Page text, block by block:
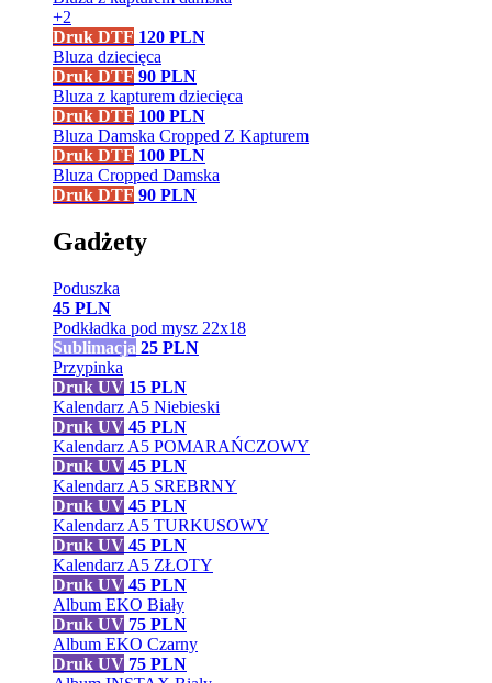
+2
Druk DTF 120 PLN
Bluza dziecięca
Druk DTF 90 PLN
Bluza z kapturem dziecięca
Druk DTF 100 PLN
Bluza Damska Cropped Z Kapturem
Druk DTF 100 PLN
Bluza Cropped Damska
Druk DTF 90 PLN
Gadżety
Poduszka
45 PLN
Podkładka pod mysz 22x18
Sublimacja 25 PLN
Przypinka
Druk UV 15 PLN
Kalendarz A5 Niebieski
Druk UV 45 PLN
Kalendarz A5 POMARAŃCZOWY
Druk UV 45 PLN
Kalendarz A5 SREBRNY
Druk UV 45 PLN
Kalendarz A5 TURKUSOWY
Druk UV 45 PLN
Kalendarz A5 ZŁOTY
Druk UV 45 PLN
Album EKO Biały
Druk UV 75 PLN
Album EKO Czarny
Druk UV 75 PLN